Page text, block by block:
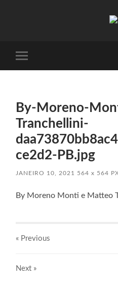
mobile
By-Moreno-
Tranchellini-
ce2d2-PB.jpg
JANEIRO 10, 2021 564x 564
By Moreno Monti e Matteo
« Previous
Next »